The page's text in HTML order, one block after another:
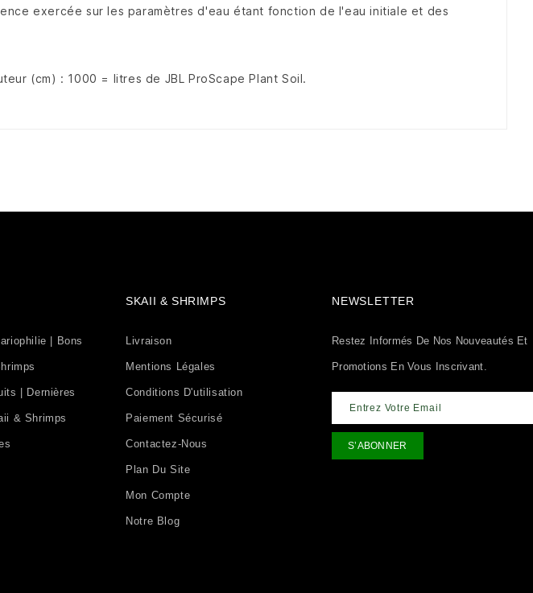
exercée sur les paramètres d'eau étant fonction de l'eau initiale et des
(cm) : 1000 = litres de JBL ProScape Plant Soil.
| Bons
| Dernières
& Shrimps
SKAII & SHRIMPS
Livraison
Mentions Légales
Conditions D'utilisation
Paiement Sécurisé
Contactez-Nous
Plan Du Site
Mon Compte
Notre Blog
NEWSLETTER
Restez Informés De Nos Nouveautés Et
Promotions En Vous Inscrivant.